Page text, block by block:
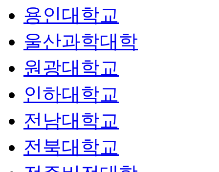
용인대학교
울산과학대학
원광대학교
인하대학교
전남대학교
전북대학교